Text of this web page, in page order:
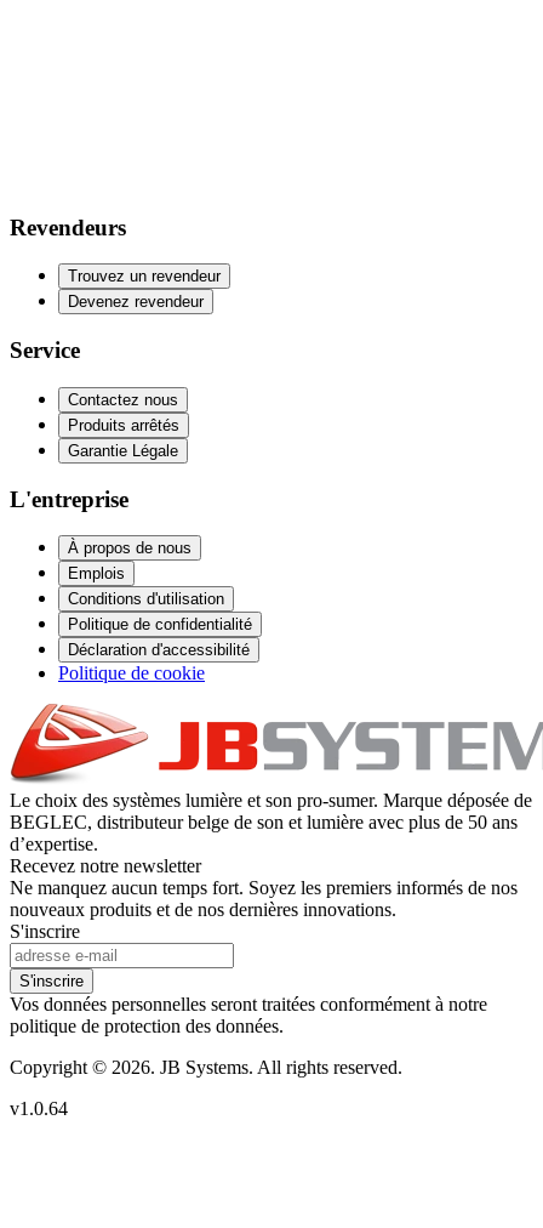
Revendeurs
Trouvez un revendeur
Devenez revendeur
Service
Contactez nous
Produits arrêtés
Garantie Légale
L'entreprise
À propos de nous
Emplois
Conditions d'utilisation
Politique de confidentialité
Déclaration d'accessibilité
Politique de cookie
Le choix des systèmes lumière et son pro-sumer. Marque déposée de
BEGLEC, distributeur belge de son et lumière avec plus de 50 ans
d’expertise.
Recevez notre newsletter
Ne manquez aucun temps fort. Soyez les premiers informés de nos
nouveaux produits et de nos dernières innovations.
S'inscrire
S'inscrire
Vos données personnelles seront traitées conformément à notre
politique de protection des données.
Copyright © 2026. JB Systems. All rights reserved.
v1.0.64